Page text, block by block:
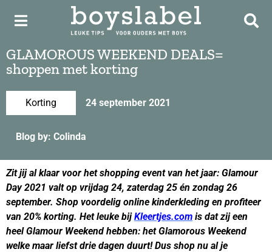
GLAMOROUS WEEKEND DEALS=
shoppen met korting
Korting 24 september 2021
Blog by: Colinda
Zit jij al klaar voor het shopping event van het jaar: Glamour
Day 2021 valt op vrijdag 24, zaterdag 25 én zondag 26
september. Shop voordelig online kinderkleding en profiteer
van 20% korting. Het leuke bijKleertjes.com is dat zij een
heel Glamour Weekend hebben: het Glamorous Weekend
welke maar liefst drie dagen duurt! Dus shop nu al je